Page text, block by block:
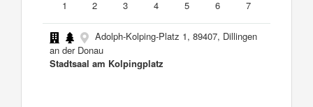
1
2 3 4 5 6 7
Adolph-Kolping-Platz 1, 89407, Dillingen
an der Donau
Stadtsaal am Kolpingplatz